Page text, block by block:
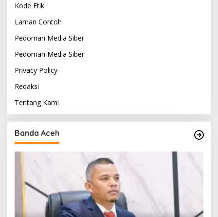
Kode Etik
Laman Contoh
Pedoman Media Siber
Pedoman Media Siber
Privacy Policy
Redaksi
Tentang Kami
Banda Aceh